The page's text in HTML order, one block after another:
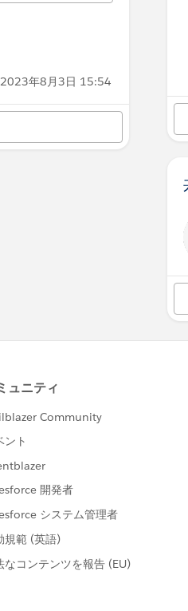
2023年8月3日 15:54